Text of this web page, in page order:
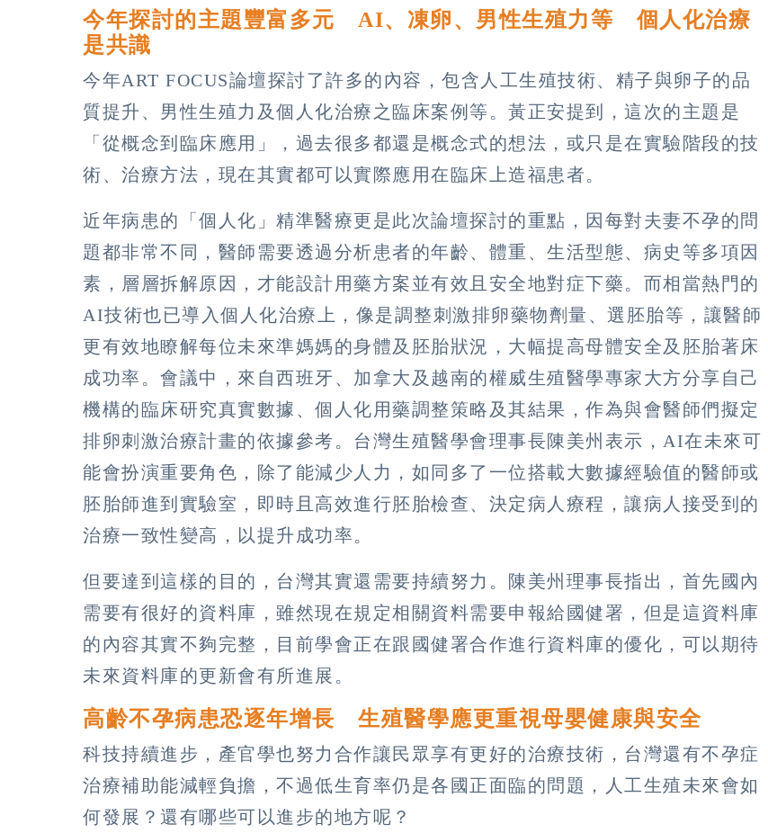
今年探討的主題豐富多元 AI、凍卵、男性生殖力等 個人化治療
是共識
今年ART FOCUS論壇探討了許多的內容，包含人工生殖技術、精子與卵子的品
質提升、男性生殖力及個人化治療之臨床案例等。黃正安提到，這次的主題是
「從概念到臨床應用」，過去很多都還是概念式的想法，或只是在實驗階段的技
術、治療方法，現在其實都可以實際應用在臨床上造福患者。
近年病患的「個人化」精準醫療更是此次論壇探討的重點，因每對夫妻不孕的問
題都非常不同，醫師需要透過分析患者的年齡、體重、生活型態、病史等多項因
素，層層拆解原因，才能設計用藥方案並有效且安全地對症下藥。而相當熱門的
AI技術也已導入個人化治療上，像是調整刺激排卵藥物劑量、選胚胎等，讓醫師
更有效地瞭解每位未來準媽媽的身體及胚胎狀況，大幅提高母體安全及胚胎著床
成功率。會議中，來自西班牙、加拿大及越南的權威生殖醫學專家大方分享自己
機構的臨床研究真實數據、個人化用藥調整策略及其結果，作為與會醫師們擬定
排卵刺激治療計畫的依據參考。台灣生殖醫學會理事長陳美州表示，AI在未來可
能會扮演重要角色，除了能減少人力，如同多了一位搭載大數據經驗值的醫師或
胚胎師進到實驗室，即時且高效進行胚胎檢查、決定病人療程，讓病人接受到的
治療一致性變高，以提升成功率。
但要達到這樣的目的，台灣其實還需要持續努力。陳美州理事長指出，首先國內
需要有很好的資料庫，雖然現在規定相關資料需要申報給國健署，但是這資料庫
的內容其實不夠完整，目前學會正在跟國健署合作進行資料庫的優化，可以期待
未來資料庫的更新會有所進展。
高齡不孕病患恐逐年增長 生殖醫學應更重視母嬰健康與安全
科技持續進步，產官學也努力合作讓民眾享有更好的治療技術，台灣還有不孕症
治療補助能減輕負擔，不過低生育率仍是各國正面臨的問題，人工生殖未來會如
何發展？還有哪些可以進步的地方呢？